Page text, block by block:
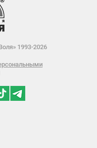
1993-2026